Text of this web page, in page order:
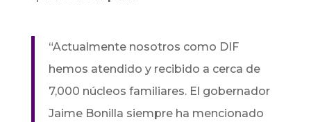
“Actualmente nosotros como DIF
hemos atendido y recibido a cerca de
7,000 núcleos familiares. El gobernador
Jaime Bonilla siempre ha mencionado